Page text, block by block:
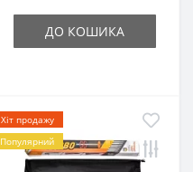
ДО КОШИКА
Хіт продажу
Популярний